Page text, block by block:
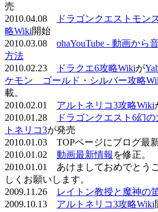
売
2010.04.08
ドラゴンクエストモン
略Wiki開始
2010.03.08 ohaYouTube - 動画から
方法
2010.02.23
ドラクエ6攻略Wikiが
ケモン ゴールド・シルバー攻略
載。
2010.02.01 アルトネリコ3攻略Wiki
2010.01.28
ドラゴンクエスト6幻
トネリコ3が発売
2010.01.03 TOPページにブログ最
2010.01.02 動画最新情報 を修正。
2010.01.01 あけましておめでとう
しくお願いします。
2009.11.26
レイトン教授と魔神の
2009.10.13 アルトネリコ3攻略Wiki